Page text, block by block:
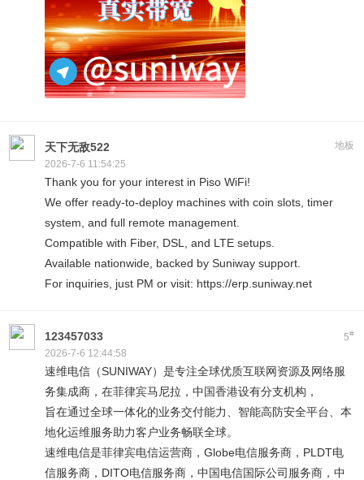
地板
天下无敌522
2026-7-6 11:54:25
Thank you for your interest in Piso WiFi!
We offer ready-to-deploy machines with coin slots, timer
system, and full remote management.
Compatible with Fiber, DSL, and LTE setups.
Available nationwide, backed by Suniway support.
For inquiries, just PM or visit: https://erp.suniway.net
5#
123457033
2026-7-6 12:44:58
速维电信（SUNIWAY）是专注全球优质互联网资源及网络服
务集成商，在菲律宾马尼拉，中国香港设有分支机构，
旨在通过全球一体化的业务交付能力、智能高防安全平台、本
地化运维服务助力客户业务畅联全球。
速维电信是菲律宾电信运营商，Globe电信服务商，PLDT电
信服务商，DITO电信服务商，中国电信国际公司服务商，中